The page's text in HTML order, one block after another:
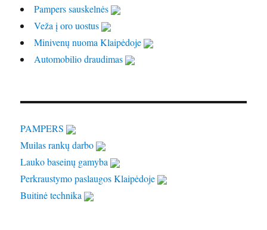
Pampers sauskelnės
Veža į oro uostus
Minivenų nuoma Klaipėdoje
Automobilio draudimas
PAMPERS
Muilas rankų darbo
Lauko baseinų gamyba
Perkraustymo paslaugos Klaipėdoje
Buitinė technika